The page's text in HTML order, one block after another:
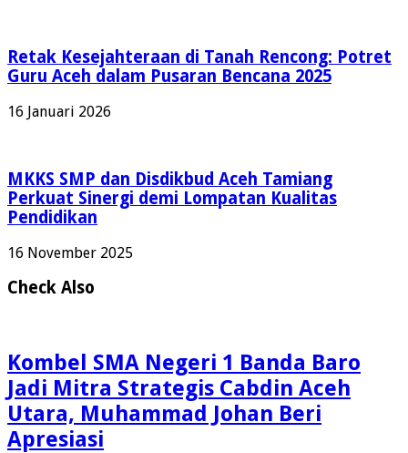
Retak Kesejahteraan di Tanah Rencong: Potret
Guru Aceh dalam Pusaran Bencana 2025
16 Januari 2026
MKKS SMP dan Disdikbud Aceh Tamiang
Perkuat Sinergi demi Lompatan Kualitas
Pendidikan
16 November 2025
Check Also
Kombel SMA Negeri 1 Banda Baro
Jadi Mitra Strategis Cabdin Aceh
Utara, Muhammad Johan Beri
Apresiasi